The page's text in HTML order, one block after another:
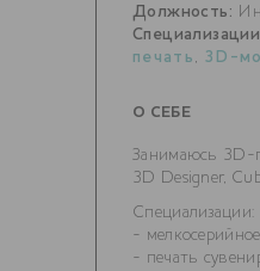
Должность:
печать , 3D-
О СЕБЕ
Занимаюсь 3D-
3D Designer,
Специализации:
-
- печать